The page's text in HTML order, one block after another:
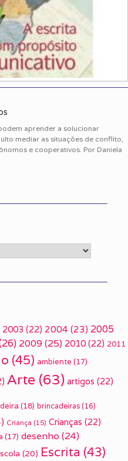
aprender a solucionar
mediar as situações de conflito,
e cooperativos. Por Daniela
2003 (22) 2004 (23) 2005
2009(25) 2010 (22) 2011
(45) ambiente (17)
Arte (63) artigos (22)
(18) brincadeiras (16)
Criança (15) Crianças (22)
(17) desenho (24)
(20) Escrita (43)